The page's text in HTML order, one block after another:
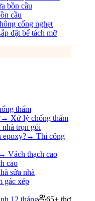
bồn cầu
cầu
cống nghẹt
đặt bể tách mỡ
thấm
→ Xử lý chống thấm
nhà trọn gói
epoxy?→ Thi công
→ Vách thạch cao
cao
sửa nhà
gác xép
12 tháng
65+ thợ